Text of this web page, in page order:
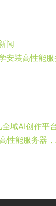
闻
安装高性能